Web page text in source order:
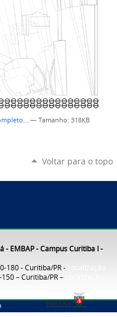
— Tamanho: 318KB
Voltar para o topo
- EMBAP - Campus Curitiba I -
180 - Curitiba/PR -
– Curitiba/PR –